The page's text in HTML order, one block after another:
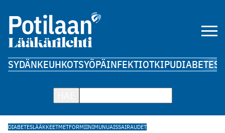
SYDÄNKEUHKOTSYÖPÄINFEKTIOTKIPUDIABETES
DIABETESLÄÄKKEETMETFORMIINIMUNUAISSAIRAUDET